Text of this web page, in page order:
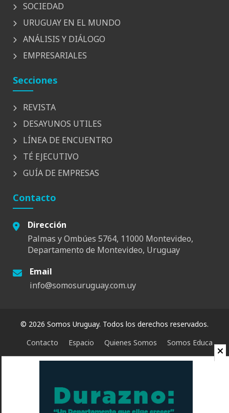
SOCIEDAD
URUGUAY EN EL MUNDO
ANÁLISIS Y DIÁLOGO
EMPRESARIALES
Secciones
REVISTA
DESAYUNOS UTILES
LÍNEA DE ENCUENTRO
TÉ EJECUTIVO
GUÍA DE EMPRESAS
Contacto
Dirección
Palmas y Ombúes 5764, 11000 Montevideo,
Departamento de Montevideo, Uruguay
Email
info@somosuruguay.com.uy
© 2026 Somos Uruguay. Todos los derechos reservados.
Contacto
Espacio Quienes Somos Somos Educa